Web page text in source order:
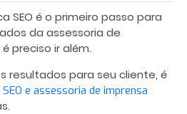
SEO é o primeiro passo para
da assessoria de
preciso ir além.
resultados para seu cliente, é
SEO e assessoria de imprensa